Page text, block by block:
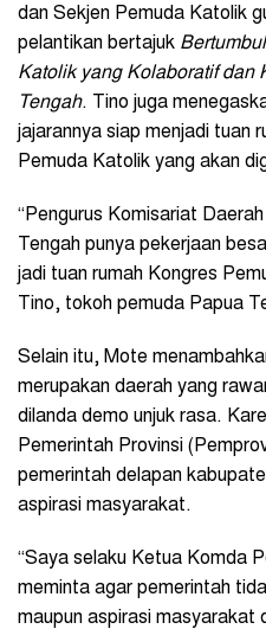
dan Sekjen Pemuda Katolik
pelantikan bertajuk
Katolik yang Kolaboratif dan
Tengah. Tino juga
jajarannya siap menjadi tuan
Pemuda Katolik yang akan
“Pengurus Komisariat
Tengah punya pekerjaan
jadi tuan rumah Kongres
Tino, tokoh pemuda Papua
Selain itu, Mote
merupakan daerah yang
dilanda demo unjuk rasa.
Pemerintah Provinsi
pemerintah delapan
aspirasi masyarakat.
“Saya selaku Ketua Komda
meminta agar pemerintah
maupun aspirasi masyarakat